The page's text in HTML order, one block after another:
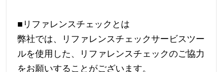
■リファレンスチェックとは
弊社では、リファレンスチェックサービスツー
ルを使用した、リファレンスチェックのご協力
をお願いすることがございます。